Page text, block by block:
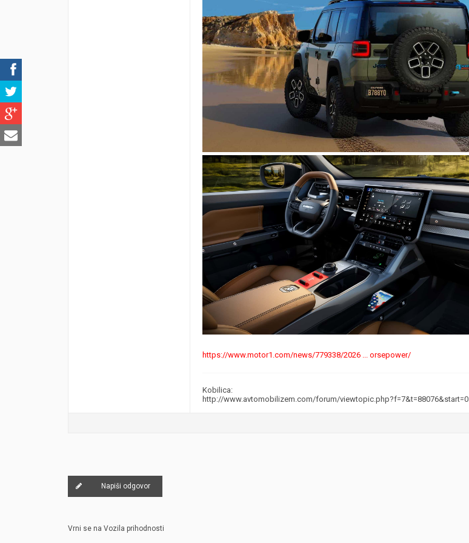
https://www.motor1.com/news/779338/2026 ... orsepower/
Kobilica:
http://www.avtomobilizem.com/forum/viewtopic.php?f=7&t=88076&start=0
Napiši odgovor
Vrni se na Vozila prihodnosti